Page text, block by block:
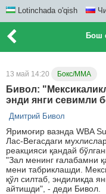
Lotinchada o'qish
Бош
13 май 14:20 Бокс/ММА
Бивол:
энди янги севимли
Дмитрий Бивол
Яримоғир вазнда WBA
Лас-Вегасдаги
реакцияси қандай
"Зал менинг ғалабамни
мени табриклашди.
қўл силтаб, эндиликда
айтишди", - деди Бивол.